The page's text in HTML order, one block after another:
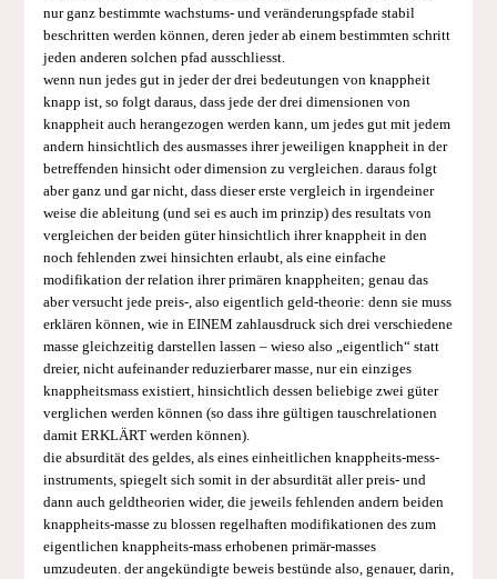
nur ganz bestimmte wachstums- und veränderungspfade stabil
beschritten werden können, deren jeder ab einem bestimmten schritt
jeden anderen solchen pfad ausschliesst.
wenn nun jedes gut in jeder der drei bedeutungen von knappheit
knapp ist, so folgt daraus, dass jede der drei dimensionen von
knappheit auch herangezogen werden kann, um jedes gut mit jedem
andern hinsichtlich des ausmasses ihrer jeweiligen knappheit in der
betreffenden hinsicht oder dimension zu vergleichen. daraus folgt
aber ganz und gar nicht, dass dieser erste vergleich in irgendeiner
weise die ableitung (und sei es auch im prinzip) des resultats von
vergleichen der beiden güter hinsichtlich ihrer knappheit in den
noch fehlenden zwei hinsichten erlaubt, als eine einfache
modifikation der relation ihrer primären knappheiten; genau das
aber versucht jede preis-, also eigentlich geld-theorie: denn sie muss
erklären können, wie in EINEM zahlausdruck sich drei verschiedene
masse gleichzeitig darstellen lassen – wieso also „eigentlich“ statt
dreier, nicht aufeinander reduzierbarer masse, nur ein einziges
knappheitsmass existiert, hinsichtlich dessen beliebige zwei güter
verglichen werden können (so dass ihre gültigen tauschrelationen
damit ERKLÄRT werden können).
die absurdität des geldes, als eines einheitlichen knappheits-mess-
instruments, spiegelt sich somit in der absurdität aller preis- und
dann auch geldtheorien wider, die jeweils fehlenden andern beiden
knappheits-masse zu blossen regelhaften modifikationen des zum
eigentlichen knappheits-mass erhobenen primär-masses
umzudeuten. der angekündigte beweis bestünde also, genauer, darin,